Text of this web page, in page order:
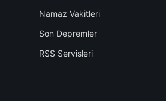
Namaz Vakitleri
Son Depremler
RSS Servisleri